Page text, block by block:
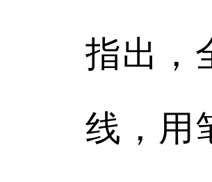
指出，
线，用